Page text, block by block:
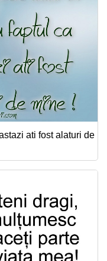
ati fost alaturi de